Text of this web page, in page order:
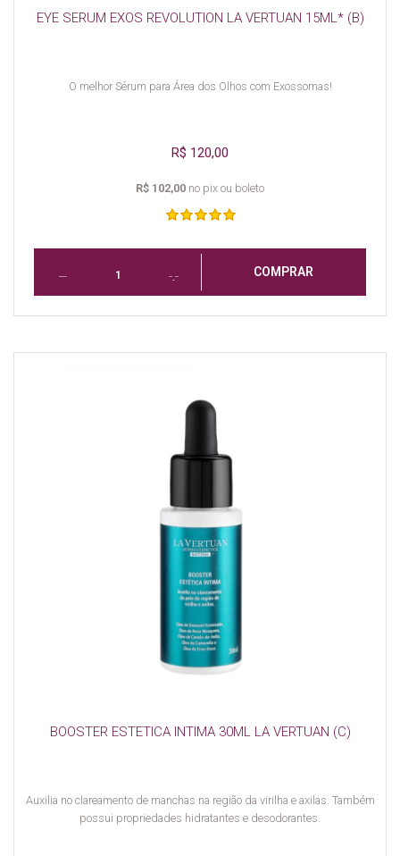
EYE SERUM EXOS REVOLUTION LA VERTUAN 15ML* (B)
O melhor Sérum para Área dos Olhos com Exossomas!
R$ 120,00
R$ 102,00 no pix ou boleto
COMPRAR
BOOSTER ESTETICA INTIMA 30ML LA VERTUAN (C)
Auxilia no clareamento de manchas na região da virilha e axilas. Também
possui propriedades hidratantes e desodorantes.